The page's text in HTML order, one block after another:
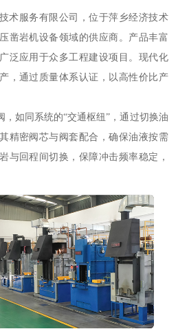
术服务有限公司，位于萍乡经济技术
凿岩机设备领域的供应商。产品丰富
泛应用于众多工程建设项目。现代化
，通过质量体系认证，以高性价比产
如同系统的“交通枢纽”，通过切换油
精密阀芯与阀套配合，确保油液按需
与回程间切换，保障冲击频率稳定，